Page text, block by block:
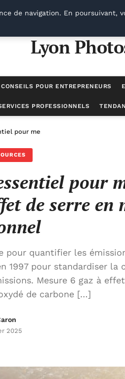
Lyon
CONSEILS POUR ENTREPRENEURS
PROFESSIONNELS
pour mesurer les émissions de
pour
de serre en
pour quantifier les
1997 pour standardiser la
Mesure 6 gaz à
de carbone […]
2025
de navigation. En poursuivant,